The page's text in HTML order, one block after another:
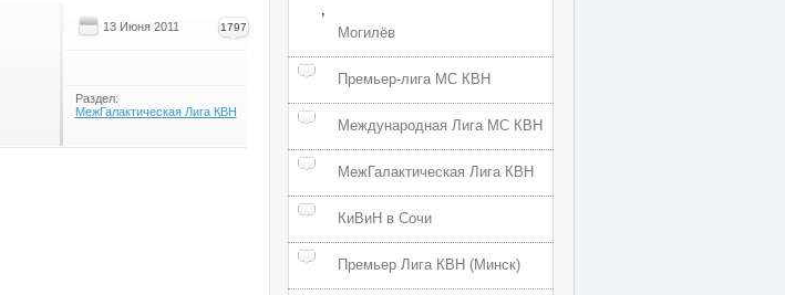
13 Июня 2011 1797
Раздел:
МежГалактическая Лига КВН
,
Могилёв
Премьер-лига МС КВН
Международная Лига МС КВН
МежГалактическая Лига КВН
КиВиН в Сочи
Премьер Лига КВН (Минск)